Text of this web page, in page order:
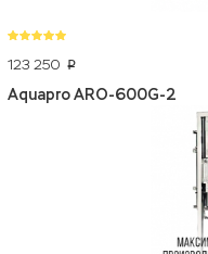
123 250 p
Aquapro ARO-600G-2